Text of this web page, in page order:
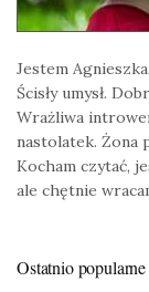
Jestem Agnieszka.
Ścisły umysł.
Wrażliwa
nastolatek. Żona
Kocham czytać,
ale chętnie
Ostatnio popularne